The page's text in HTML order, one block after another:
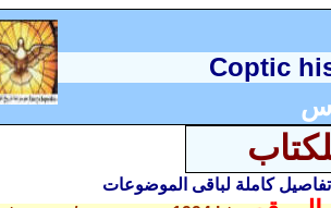
Coptic
كاملة لباقى الموضوعات